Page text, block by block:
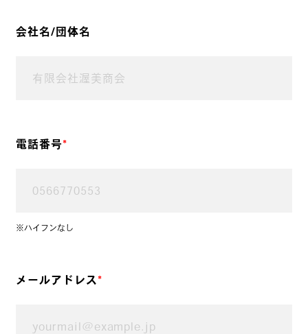
会社名/団体名
電話番号*
※ハイフンなし
メールアドレス*